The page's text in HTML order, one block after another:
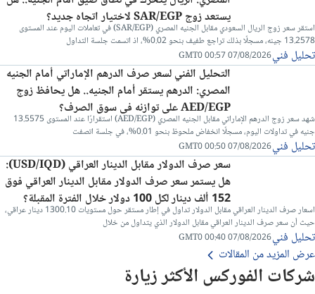
شركات الفوركس الأكثر زيارة
يستعد زوج SAR/EGP لاختيار اتجاه جديد؟
استقر سعر زوج الريال السعودي مقابل الجنيه المصري (SAR/EGP) في تعاملات اليوم عند المستوى
13.2578 جينه، مسجلًا بذلك تراجع طفيف بنحو 0.02%، اذ اتسمت جلسة التداول
تحليل فني07/08/2026 00:57 GMT0
التحليل الفني لسعر صرف الدرهم الإماراتي أمام الجنيه
المصري: الدرهم يستقر أمام الجنيه.. هل يحافظ زوج
AED/EGP على توازنه في سوق الصرف؟
شهد سعر زوج الدرهم الإماراتي مقابل الجنيه المصري (AED/EGP) استقرارًا عند المستوى 13.5575
جنيه في تداولات اليوم، مسجلًا انخفاض ملحوظ بنحو 0.01%، في جلسة اتصفت
تحليل فني07/08/2026 00:50 GMT0
سعر صرف الدولار مقابل الدينار العراقي (USD/IQD):
هل يستمر سعر صرف الدولار مقابل الدينار العراقي فوق
152 ألف دينار لكل 100 دولار خلال الفترة المقبلة؟
اسعار صرف الدينار العراقي مقابل الدولار تداول في إطار مستقر حول مستويات 1300.10 دينار عراقي،
حيث أن سعر صرف الدينار العراقي مقابل الدولار الذي يتداول من خلال
تحليل فني07/08/2026 00:40 GMT0
عرض المزيد من المقالات